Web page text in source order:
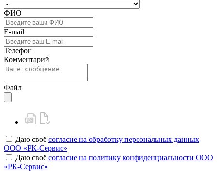
ФИО
E-mail
Телефон
Комментарий
Файл
Даю своё согласие на обработку персональных данных
ООО «РК-Сервис»
Даю своё согласие на политику конфиденциальности ООО
«РК-Сервис»